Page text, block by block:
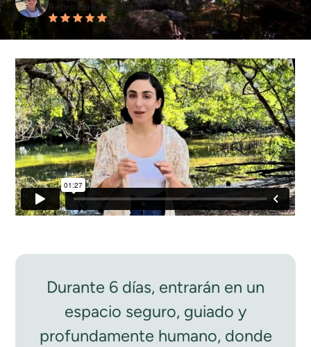
Retiro Parejas Elegirnos
Durante 6 días, entrarán en un
espacio seguro, guiado y
profundamente humano, donde